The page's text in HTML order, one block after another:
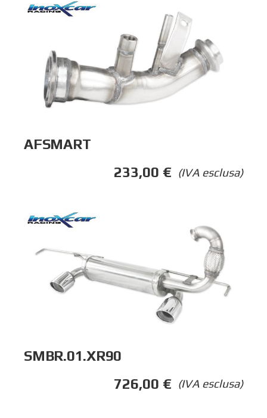
AFSMART
(IVA esclusa)
233,00 €
SMBR.01.XR90
(IVA esclusa)
726,00 €